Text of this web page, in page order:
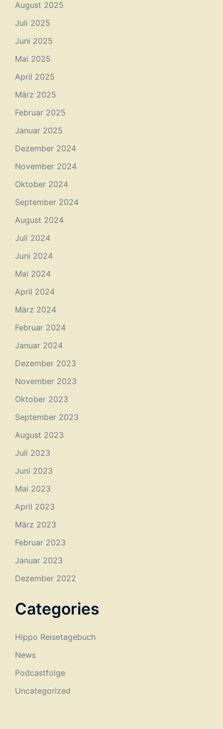
August 2025
Juli 2025
Juni 2025
Mai 2025
April 2025
März 2025
Februar 2025
Januar 2025
Dezember 2024
November 2024
Oktober 2024
September 2024
August 2024
Juli 2024
Juni 2024
Mai 2024
April 2024
März 2024
Februar 2024
Januar 2024
Dezember 2023
November 2023
Oktober 2023
September 2023
August 2023
Juli 2023
Juni 2023
Mai 2023
April 2023
März 2023
Februar 2023
Januar 2023
Dezember 2022
Categories
Hippo Reisetagebuch
News
Podcastfolge
Uncategorized